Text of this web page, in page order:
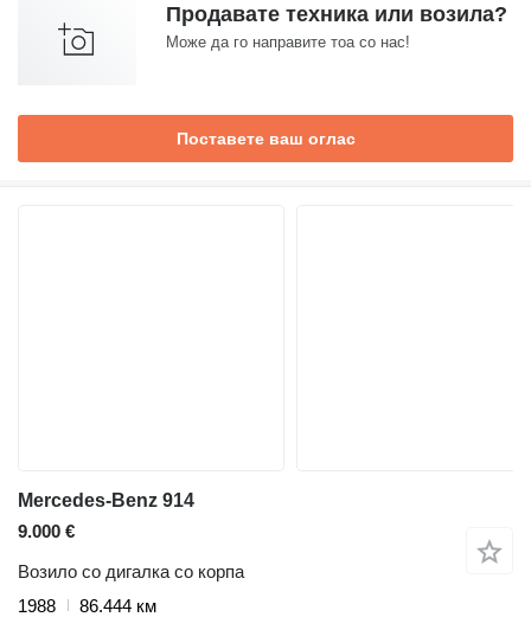
Продавате техника или возила?
Може да го направите тоа со нас!
Поставете ваш оглас
Mercedes-Benz 914
9.000 €
Возило со дигалка со корпа
1988
86.444 км